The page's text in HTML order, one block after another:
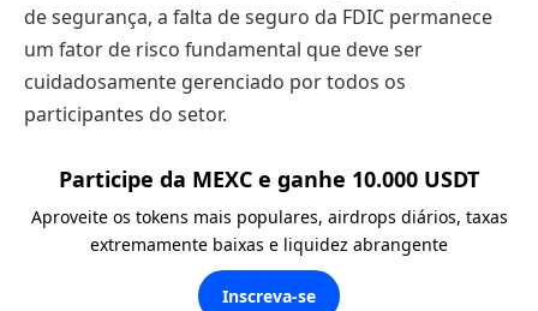
de segurança, a falta de seguro da FDIC permanece
um fator de risco fundamental que deve ser
cuidadosamente gerenciado por todos os
participantes do setor.
Participe da MEXC e ganhe 10.000 USDT
Aproveite os tokens mais populares, airdrops diários, taxas
extremamente baixas e liquidez abrangente
Inscreva-se